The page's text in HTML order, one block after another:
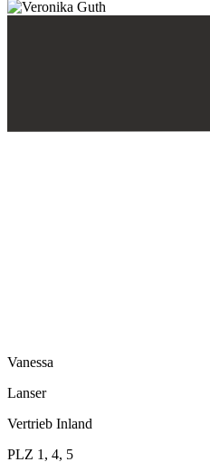
Vanessa
Lanser
Vertrieb Inland
PLZ 1, 4, 5